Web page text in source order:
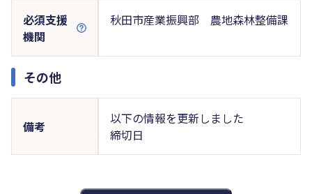
必須支援
機関
秋田市産業振興部 農地森林整備課
その他
備考
以下の情報を更新しました
締切日